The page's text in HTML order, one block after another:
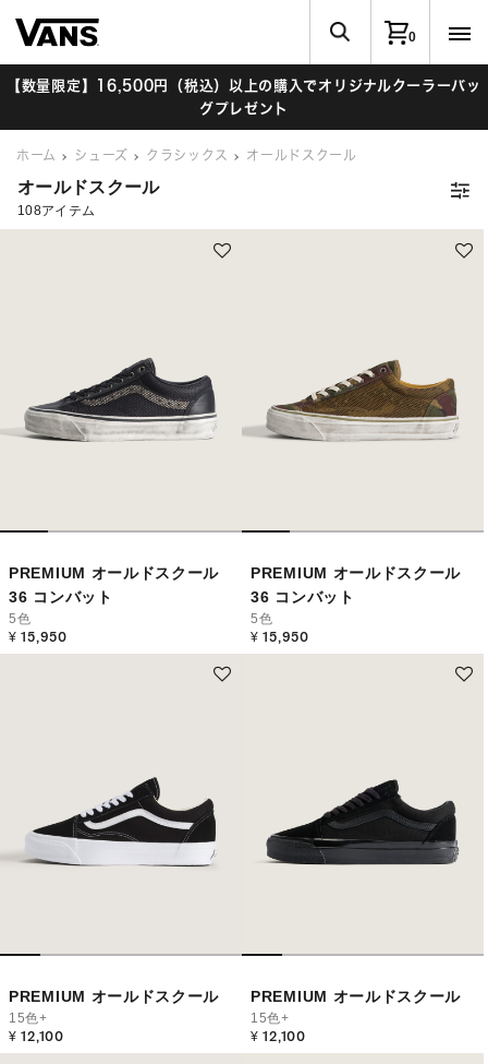
0
【数量限定】16,500円（税込）以上の購入でオリジナルクーラーバッ
グプレゼント
ホーム シューズ クラシックス オールドスクール
オールドスクール
PREMIUM オールドスクール
36 コンバット
5色
¥ 15,950
PREMIUM オールドスクール
36 コンバット
5色
¥ 15,950
PREMIUM オールドスクール
15色+
¥ 12,100
PREMIUM オールドスクール
15色+
¥ 12,100